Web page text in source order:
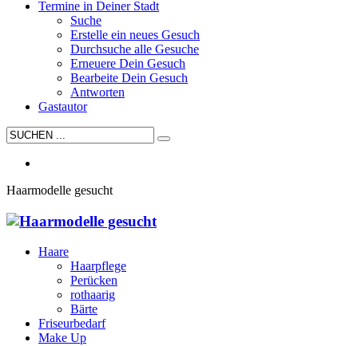
Termine in Deiner Stadt
Suche
Erstelle ein neues Gesuch
Durchsuche alle Gesuche
Erneuere Dein Gesuch
Bearbeite Dein Gesuch
Antworten
Gastautor
Haarmodelle gesucht
Haare
Haarpflege
Perücken
rothaarig
Bärte
Friseurbedarf
Make Up